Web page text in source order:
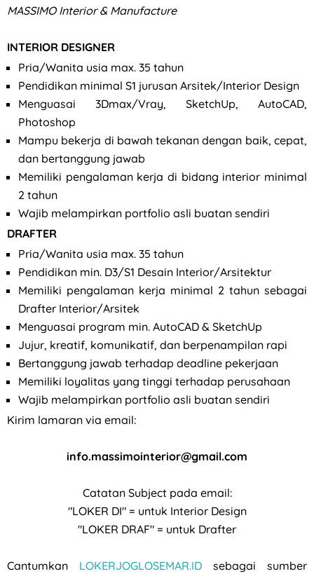
MASSIMO Interior & Manufacture
INTERIOR DESIGNER
Pria/Wanita usia max. 35 tahun
Pendidikan minimal S1 jurusan Arsitek/Interior Design
Menguasai 3Dmax/Vray, SketchUp, AutoCAD,
Photoshop
Mampu bekerja di bawah tekanan dengan baik, cepat,
dan bertanggung jawab
Memiliki pengalaman kerja di bidang interior minimal
2 tahun
Wajib melampirkan portfolio asli buatan sendiri
DRAFTER
Pria/Wanita usia max. 35 tahun
Pendidikan min. D3/S1 Desain Interior/Arsitektur
Memiliki pengalaman kerja minimal 2 tahun sebagai
Drafter Interior/Arsitek
Menguasai program min. AutoCAD & SketchUp
Jujur, kreatif, komunikatif, dan berpenampilan rapi
Bertanggung jawab terhadap deadline pekerjaan
Memiliki loyalitas yang tinggi terhadap perusahaan
Wajib melampirkan portfolio asli buatan sendiri
Kirim lamaran via email:
info.massimointerior@gmail.com
Catatan Subject pada email:
"LOKER DI" = untuk Interior Design
"LOKER DRAF" = untuk Drafter
Cantumkan LOKERJOGLOSEMAR.ID sebagai sumber